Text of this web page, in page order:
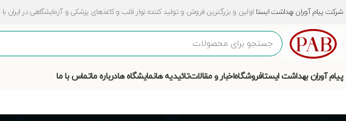
شرکت پیام آوران بهداشت ایستا اولین و بزرگترین فروش و تولید کننده نوار قلب و کاغذهای پزشکی و آزمایشگاهی در ایران با 20 سال سابقه
پیام آوران بهداشت ایستافروشگاهاخبار و مقالاتتائیدیه هانمایشگاه هادرباره ماتماس با ما